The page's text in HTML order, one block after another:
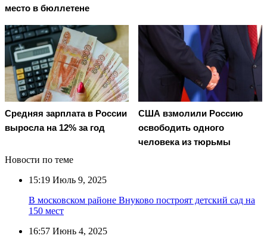
место в бюллетене
Средняя зарплата в России
выросла на 12% за год
США взмолили Россию
освободить одного
человека из тюрьмы
Новости по теме
15:19 Июль 9, 2025
В московском районе Внуково построят детский сад на
150 мест
16:57 Июнь 4, 2025